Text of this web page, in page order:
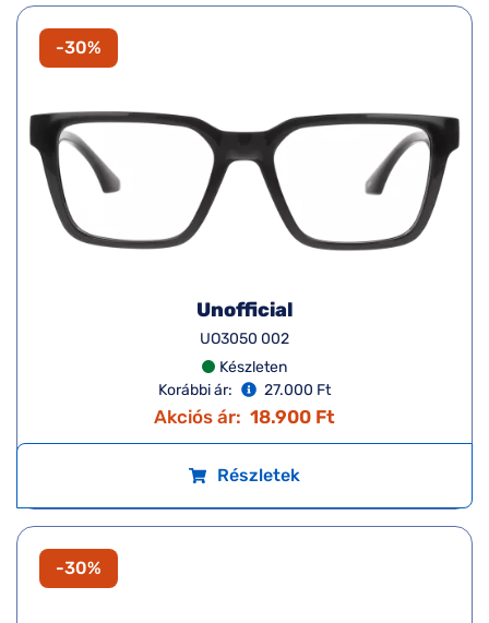
-30%
Unofficial
UO3050 002
Készleten
Korábbi ár:
27.000 Ft
Akciós ár: 18.900 Ft
Részletek
-30%